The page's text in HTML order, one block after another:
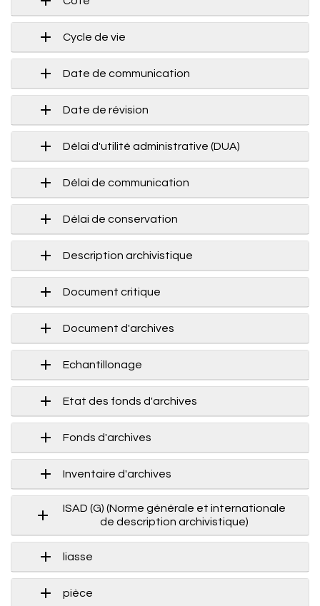
Cycle de vie
Date de communication
Date de révision
Délai d'utilité administrative (DUA)
Délai de communication
Délai de conservation
Description archivistique
Document critique
Document d'archives
Echantillonage
Etat des fonds d'archives
Fonds d'archives
Inventaire d'archives
ISAD (G) (Norme générale et internationale
de description archivistique)
liasse
pièce